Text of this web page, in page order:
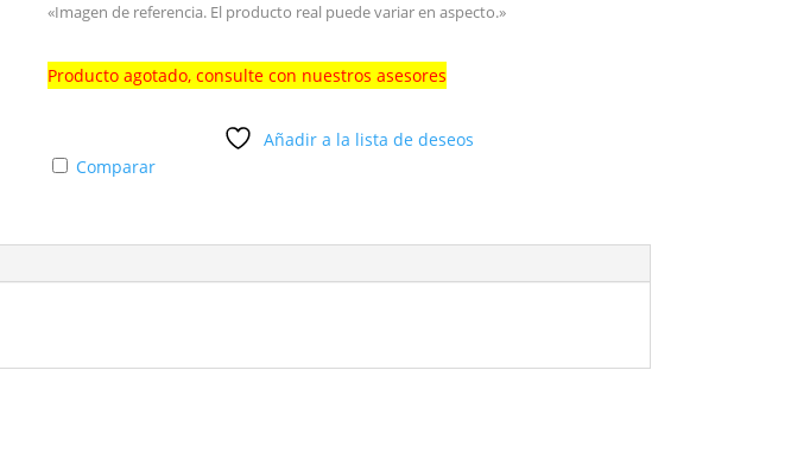
«Imagen de referencia. El producto real puede variar en aspecto.»
Producto agotado, consulte con nuestros asesores
Añadir a la lista de deseos
Comparar